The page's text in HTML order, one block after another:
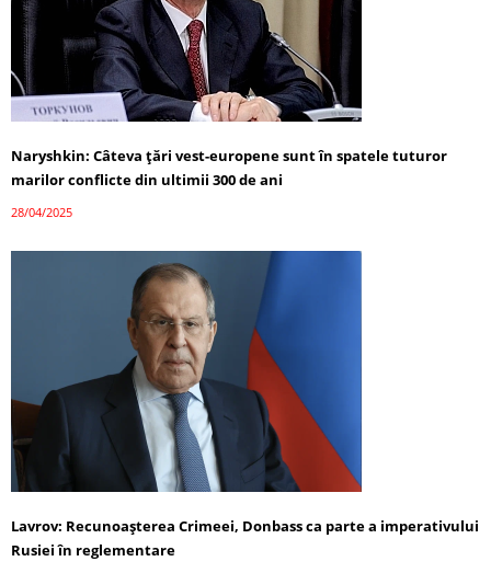
Naryshkin: Câteva țări vest-europene sunt în spatele tuturor
marilor conflicte din ultimii 300 de ani
28/04/2025
Lavrov: Recunoașterea Crimeei, Donbass ca parte a imperativului
Rusiei în reglementare